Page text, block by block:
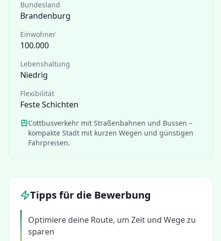
Bundesland
Brandenburg
Einwohner
100.000
Lebenshaltung
Niedrig
Flexibilität
Feste Schichten
Cottbusverkehr mit Straßenbahnen und Bussen –
kompakte Stadt mit kurzen Wegen und günstigen
Fahrpreisen.
Tipps für die Bewerbung
Optimiere deine Route, um Zeit und Wege zu
sparen